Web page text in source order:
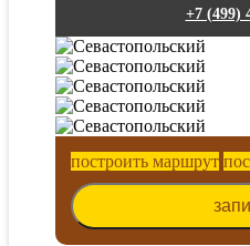
+7 (499)
построить маршрут